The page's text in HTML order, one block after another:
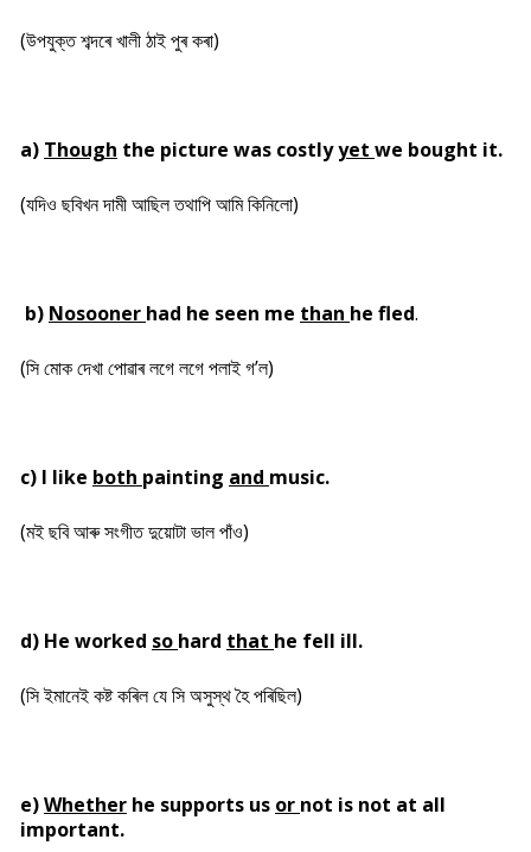
(উপযুক্ত শব্দৰে খালী ঠাই পুৰ কৰা)
a) Though the picture was costlyyet we bought it.
(যদিও ছবিখন দামী আছিল তথাপি আমি কিনিলো)
b) Nosooner had he seen me than he fled.
(সি মোক দেখা পোৱাৰ লগে লগে পলাই গ’ল)
c) I like both painting and music.
(মই ছবি আৰু সংগীত দুয়োটা ভাল পাঁও)
d) He worked so hard that he fell ill.
(সি ইমানেই কষ্ট কৰিল যে সি অসুস্থ হৈ পৰিছিল)
e)Whether he supports us or not is not at all
important.